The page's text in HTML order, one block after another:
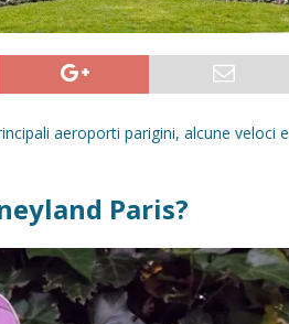
aeroporti parigini, alcune veloci e
Paris?